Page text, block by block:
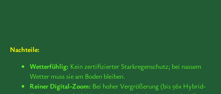
Nachteile:
Wetterfühlig: Kein zertifizierter Starkregenschutz; bei nassem
Wetter muss sie am Boden bleiben.
Reiner Digital-Zoom: Bei hoher Vergrößerung (bis 56x Hybrid-